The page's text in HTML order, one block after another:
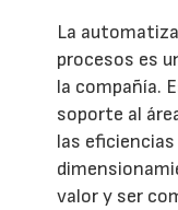
La
procesos es
la compañía.
soporte al
las
valor y ser